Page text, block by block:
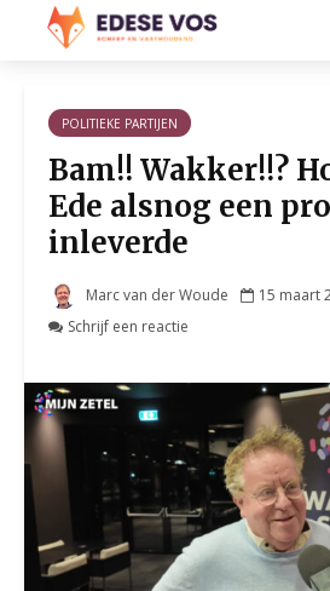
POLITIEKE PARTIJEN
Bam!! Wakker!!?
Ede alsnog een
inleverde
Marc van der Woude 15 maart
Schrijf een reactie